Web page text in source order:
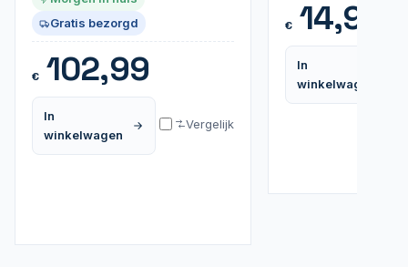
Gratis bezorgd
€102,99
In
winkelwagen
Vergelijk
€14,95
In
winkelwagen